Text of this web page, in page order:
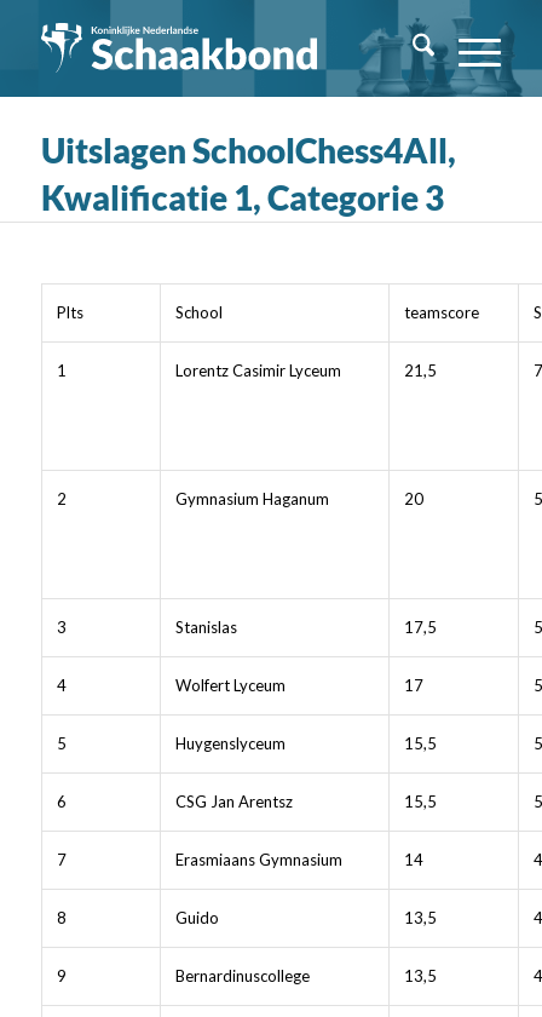
Uitslagen SchoolChess4All,
Kwalificatie 1, Categorie 3
Plts School teamscore
1 Lorentz Casimir Lyceum 21,5 7
2 Gymnasium Haganum 20 5
3 Stanislas 17,5 5
4 Wolfert Lyceum 17 5
5 Huygenslyceum 15,5
6 CSG Jan Arentsz 15,5 5
7 Erasmiaans Gymnasium 14 4
8 Guido 13,5
9 Bernardinuscollege 13,5 4